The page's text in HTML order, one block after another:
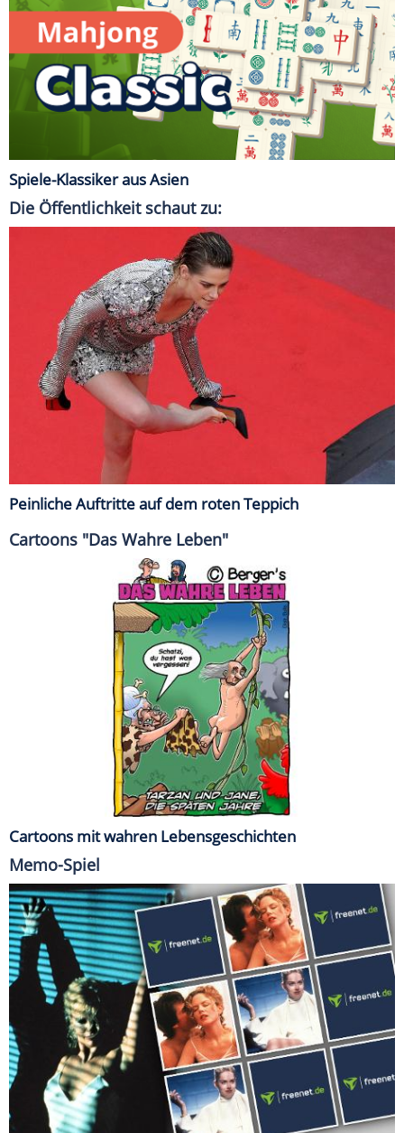
Spiele-Klassiker aus Asien
Die Öffentlichkeit schaut zu:
Peinliche Auftritte auf dem roten Teppich
Cartoons "Das Wahre Leben"
Cartoons mit wahren Lebensgeschichten
Memo-Spiel